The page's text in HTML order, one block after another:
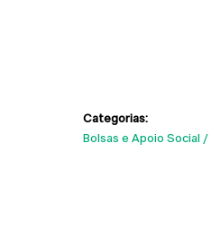
Categorias:
Bolsas e Apoio Social